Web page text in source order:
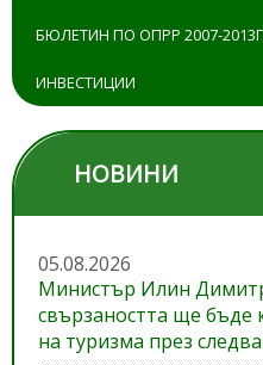
БЮЛЕТИН ПО ОПРР 2007-
ИНВЕСТИЦИИ
НОВИНИ
05.08.2026
Министър Илин
свързаността ще бъде
на туризма през